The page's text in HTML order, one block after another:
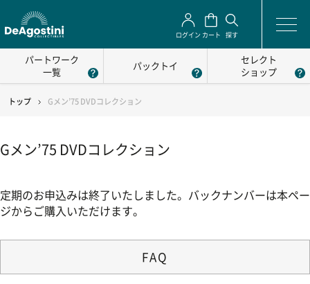
ログイン カート 探す
パートワーク
一覧
パックトイ
セレクト
ショップ
トップ Gメン’75 DVDコレクション
Gメン’75 DVDコレクション
定期のお申込みは終了いたしました。バックナンバーは本ペー
ジからご購入いただけます。
FAQ